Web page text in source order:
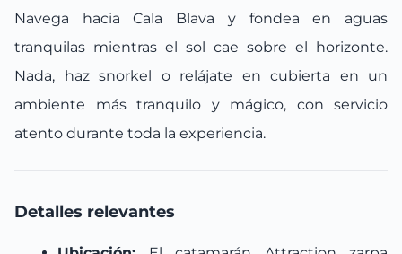
Navega hacia Cala Blava y fondea en aguas
tranquilas mientras el sol cae sobre el horizonte.
Nada, haz snorkel o relájate en cubierta en un
ambiente más tranquilo y mágico, con servicio
atento durante toda la experiencia.
Detalles relevantes